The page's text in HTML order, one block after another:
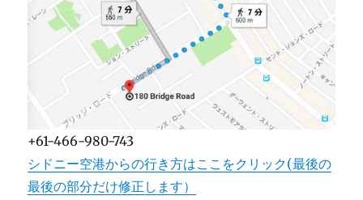
+61-466-980-743
シドニー空港からの行き方はここをクリック(最後の
最後の部分だけ修正します）